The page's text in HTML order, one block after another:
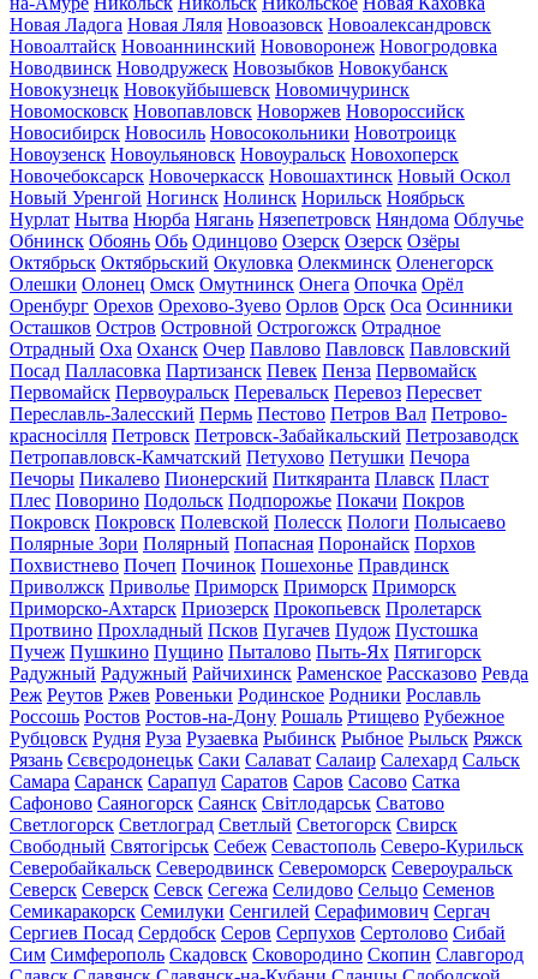
Новая Ладога Новая Ляля Новоазовск Новоалександровск
Новоалтайск Новоаннинский Нововоронеж Новогродовка
Новодвинск Новодружеск Новозыбков Новокубанск
Новокузнецк Новокуйбышевск Новомичуринск
Новомосковск Новопавловск Новоржев Новороссийск
Новосибирск Новосиль Новосокольники Новотроицк
Новоузенск Новоульяновск Новоуральск Новохоперск
Новочебоксарск Новочеркасск Новошахтинск Новый Оскол
Новый Уренгой Ногинск Нолинск Норильск Ноябрьск
Нурлат Нытва Нюрба Нягань Нязепетровск Няндома Облучье
Обнинск Обоянь Обь Одинцово Озерск Озерск Озёры
Октябрьск Октябрьский Окуловка Олекминск Оленегорск
Олешки Олонец Омск Омутнинск Онега Опочка Орёл
Оренбург Орехов Орехово-Зуево Орлов Орск Оса Осинники
Осташков Остров Островной Острогожск Отрадное
Отрадный Оха Оханск Очер Павлово Павловск Павловский
Посад Палласовка Партизанск Певек Пенза Первомайск
Первомайск Первоуральск Перевальск Перевоз Пересвет
Переславль-Залесский Пермь Пестово Петров Вал Петрово-
красносілля Петровск Петровск-Забайкальский Петрозаводск
Петропавловск-Камчатский Петухово Петушки Печора
Печоры Пикалево Пионерский Питкяранта Плавск Пласт
Плес Поворино Подольск Подпорожье Покачи Покров
Покровск Покровск Полевской Полесск Пологи Полысаево
Полярные Зори Полярный Попасная Поронайск Порхов
Похвистнево Почеп Починок Пошехонье Правдинск
Приволжск Приволье Приморск Приморск Приморск
Приморско-Ахтарск Приозерск Прокопьевск Пролетарск
Протвино Прохладный Псков Пугачев Пудож Пустошка
Пучеж Пушкино Пущино Пыталово Пыть-Ях Пятигорск
Радужный Радужный Райчихинск Раменское Рассказово Ревда
Реж Реутов Ржев Ровеньки Родинское Родники Рославль
Россошь Ростов Ростов-на-Дону Рошаль Ртищево Рубежное
Рубцовск Рудня Руза Рузаевка Рыбинск Рыбное Рыльск Ряжск
Рязань Сєвєродонецьк Саки Салават Салаир Салехард Сальск
Самара Саранск Сарапул Саратов Саров Сасово Сатка
Сафоново Саяногорск Саянск Світлодарськ Сватово
Светлогорск Светлоград Светлый Светогорск Свирск
Свободный Святогірськ Себеж Севастополь Северо-Курильск
Северобайкальск Северодвинск Североморск Североуральск
Северск Северск Севск Сегежа Селидово Сельцо Семенов
Семикаракорск Семилуки Сенгилей Серафимович Сергач
Сергиев Посад Сердобск Серов Серпухов Сертолово Сибай
Сим Симферополь Скадовск Сковородино Скопин Славгород